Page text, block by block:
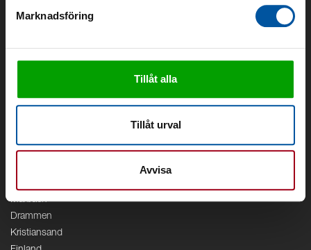
Marknadsföring
Tillåt alla
Tillåt urval
Avvisa
Vattenförsörjning
Geoenergi
Cirkulation
Kontor
Stockholm
Marbäck
Drammen
Kristiansand